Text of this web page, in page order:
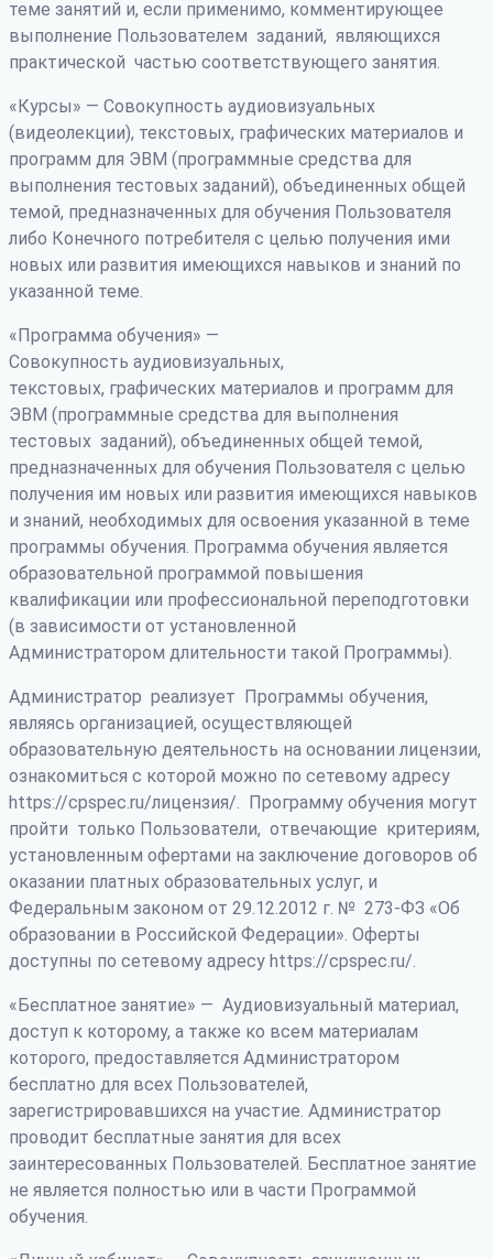
теме занятий и, если применимо, комментирующее
выполнение Пользователем заданий, являющихся
практической частью соответствующего занятия.
«Курсы» — Совокупность аудиовизуальных
(видеолекции), текстовых, графических материалов и
программ для ЭВМ (программные средства для
выполнения тестовых заданий), объединенных общей
темой, предназначенных для обучения Пользователя
либо Конечного потребителя с целью получения ими
новых или развития имеющихся навыков и знаний по
указанной теме.
«Программа обучения» —
Совокупность аудиовизуальных,
текстовых, графических материалов и программ для
ЭВМ (программные средства для выполнения
тестовых заданий), объединенных общей темой,
предназначенных для обучения Пользователя с целью
получения им новых или развития имеющихся навыков
и знаний, необходимых для освоения указанной в теме
программы обучения. Программа обучения является
образовательной программой повышения
квалификации или профессиональной переподготовки
(в зависимости от установленной
Администратором длительности такой Программы).
Администратор реализует Программы обучения,
являясь организацией, осуществляющей
образовательную деятельность на основании лицензии,
ознакомиться с которой можно по сетевому адресу
https://cpspec.ru/лицензия/. Программу обучения могут
пройти только Пользователи, отвечающие критериям,
установленным офертами на заключение договоров об
оказании платных образовательных услуг, и
Федеральным законом от 29.12.2012 г. № 273-ФЗ «Об
образовании в Российской Федерации». Оферты
доступны по сетевому адресу https://cpspec.ru/.
«Бесплатное занятие» — Аудиовизуальный материал,
доступ к которому, а также ко всем материалам
которого, предоставляется Администратором
бесплатно для всех Пользователей,
зарегистрировавшихся на участие. Администратор
проводит бесплатные занятия для всех
заинтересованных Пользователей. Бесплатное занятие
не является полностью или в части Программой
обучения.